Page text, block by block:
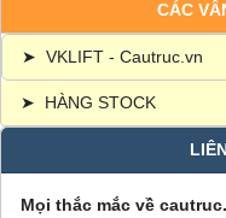
CÁC
➤ VKLIFT - Cautruc.vn
➤ HÀNG STOCK
Mọi thắc mắc về